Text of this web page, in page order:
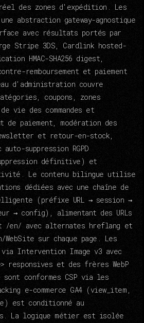
des zones d'expédition. Les
abstraction gateway-agnostique
avec résultats portés par
Stripe 3DS, Cardlink hosted-
HMAC-SHA256 digest,
remboursement et paiement
d'administration couvre
coupons, zones
vie des commandes et
paiement, modération des
et retour-en-stock,
suppression RGPD
définitive) et
Le contenu bilingue utilise
dédiées avec une chaîne de
(préfixe URL → session →
→ config), alimentant des URLs
/en/ avec alternates hreflang et
WebSite sur chaque page. Les
Intervention Image v3 avec
responsives et des frères WebP
conformes CSP via les
e-commerce GA4 (view_item,
est conditionné au
La logique métier est isolée